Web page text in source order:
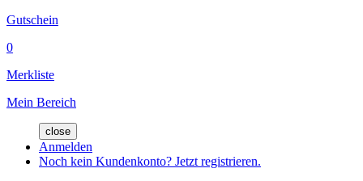
Gutschein
0
Merkliste
Mein Bereich
close
Anmelden
Noch kein Kundenkonto? Jetzt registrieren.